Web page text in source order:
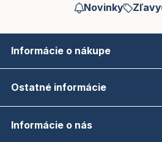
Novinky Zľavy
Informácie o nákupe
Ostatné informácie
Informácie o nás